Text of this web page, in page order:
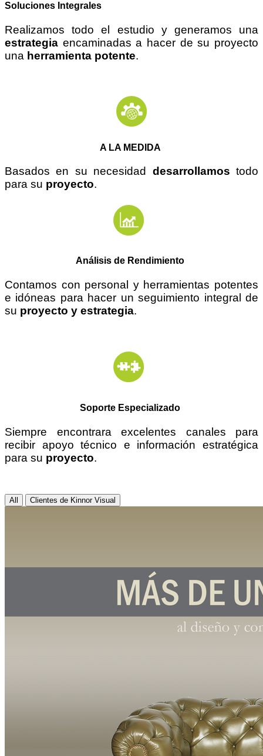
Soluciones Integrales
Realizamos todo el estudio y generamos una
estrategia encaminadas a hacer de su proyecto
una herramienta potente.
A LA MEDIDA
Basados en su necesidad desarrollamos todo
para su proyecto.
Análisis de Rendimiento
Contamos con personal y herramientas potentes
e idóneas para hacer un seguimiento integral de
su proyecto y estrategia.
Soporte Especializado
Siempre encontrara excelentes canales para
recibir apoyo técnico e información estratégica
para su proyecto.
All Clientes de Kinnor Visual